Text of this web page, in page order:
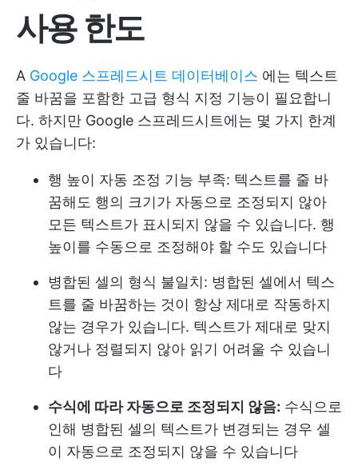
사용 한도
A Google 스프레드시트 데이터베이스 에는 텍스트
줄 바꿈을 포함한 고급 형식 지정 기능이 필요합니
다. 하지만 Google 스프레드시트에는 몇 가지 한계
가 있습니다:
행 높이 자동 조정 기능 부족: 텍스트를 줄 바
꿈해도 행의 크기가 자동으로 조정되지 않아
모든 텍스트가 표시되지 않을 수 있습니다. 행
높이를 수동으로 조정해야 할 수도 있습니다
병합된 셀의 형식 불일치: 병합된 셀에서 텍스
트를 줄 바꿈하는 것이 항상 제대로 작동하지
않는 경우가 있습니다. 텍스트가 제대로 맞지
않거나 정렬되지 않아 읽기 어려울 수 있습니
다
수식에 따라 자동으로 조정되지 않음: 수식으로
인해 병합된 셀의 텍스트가 변경되는 경우 셀
이 자동으로 조정되지 않을 수 있습니다